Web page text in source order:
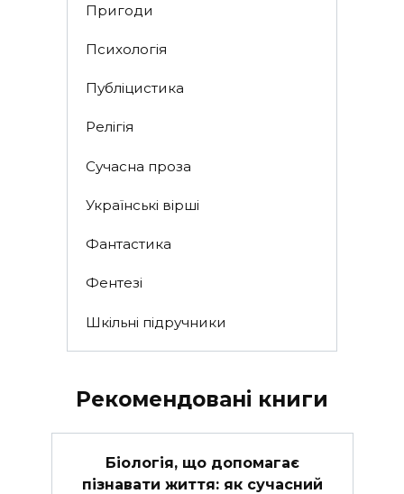
Пригоди
Психологія
Публіцистика
Релігія
Сучасна проза
Українські вірші
Фантастика
Фентезі
Шкільні підручники
Рекомендовані книги
Біологія, що допомагає
пізнавати життя: як сучасний